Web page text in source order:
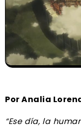
Por Analia
“Ese día, la